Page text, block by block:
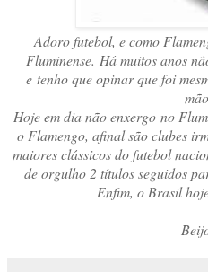
Adoro futebol, e como
Fluminense. Há muitos anos
e tenho que opinar que foi
Hoje em dia não enxergo no
o Flamengo, afinal são clubes
maiores clássicos do futebol
de orgulho 2 títulos seguidos
Enfim, o Brasil